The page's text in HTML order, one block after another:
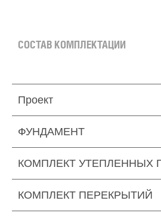
СОСТАВ КОМПЛЕКТАЦИИ
Проект
ФУНДАМЕНТ
КОМПЛЕКТ УТЕПЛЕННЫХ
КОМПЛЕКТ ПЕРЕКРЫТИЙ